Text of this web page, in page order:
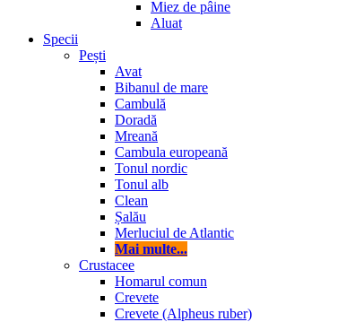
Miez de pâine
Aluat
Specii
Pești
Avat
Bibanul de mare
Cambulă
Doradă
Mreană
Cambula europeană
Tonul nordic
Tonul alb
Clean
Șalău
Merluciul de Atlantic
Mai multe...
Crustacee
Homarul comun
Crevete
Crevete (Alpheus ruber)